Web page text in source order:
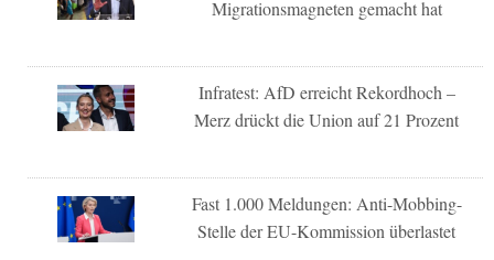
Migrationsmagneten gemacht hat
Infratest: AfD erreicht Rekordhoch –
Merz drückt die Union auf 21 Prozent
Fast 1.000 Meldungen: Anti-Mobbing-
Stelle der EU-Kommission überlastet